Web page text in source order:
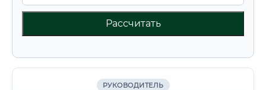
Рассчитать
РУКОВОДИТЕЛЬ